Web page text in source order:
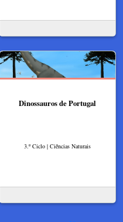
Dinossauros de Portugal
3.º Ciclo | Ciências Naturais